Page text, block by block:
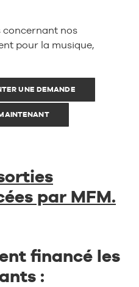
concernant nos
pour la musique,
UNE DEMANDE
par MFM.
financé les
: